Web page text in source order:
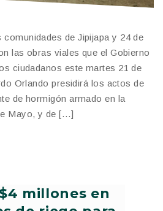
de Jipijapa y 24 de
las obras viales que el Gobierno
ciudadanos este martes 21 de
Orlando presidirá los actos de
de hormigón armado en la
Mayo, y de […]
millones en